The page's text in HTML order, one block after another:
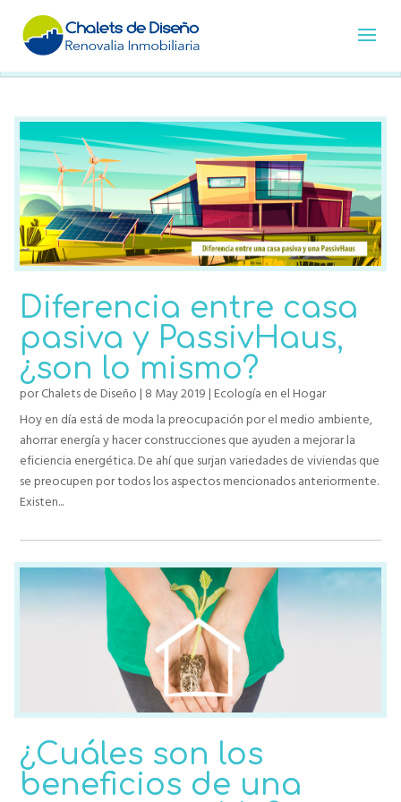
Diferencia entre casa
pasiva y PassivHaus,
¿son lo mismo?
porChalets de Diseño | 8 May 2019 |Ecología en el Hogar
Hoy en día está de moda la preocupación por el medio ambiente,
ahorrar energía y hacer construcciones que ayuden a mejorar la
eficiencia energética. De ahí que surjan variedades de viviendas que
se preocupen por todos los aspectos mencionados anteriormente.
Existen...
¿Cuáles son los
beneficios de una